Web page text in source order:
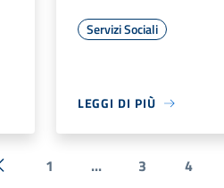
Servizi Sociali
LEGGI DI PIÙ
« Precedente
1 ... 3 4